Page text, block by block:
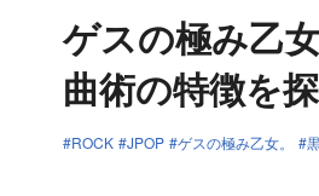
ゲスの極み乙
曲術の特徴を
ROCK JPOP ゲスの極み乙女。